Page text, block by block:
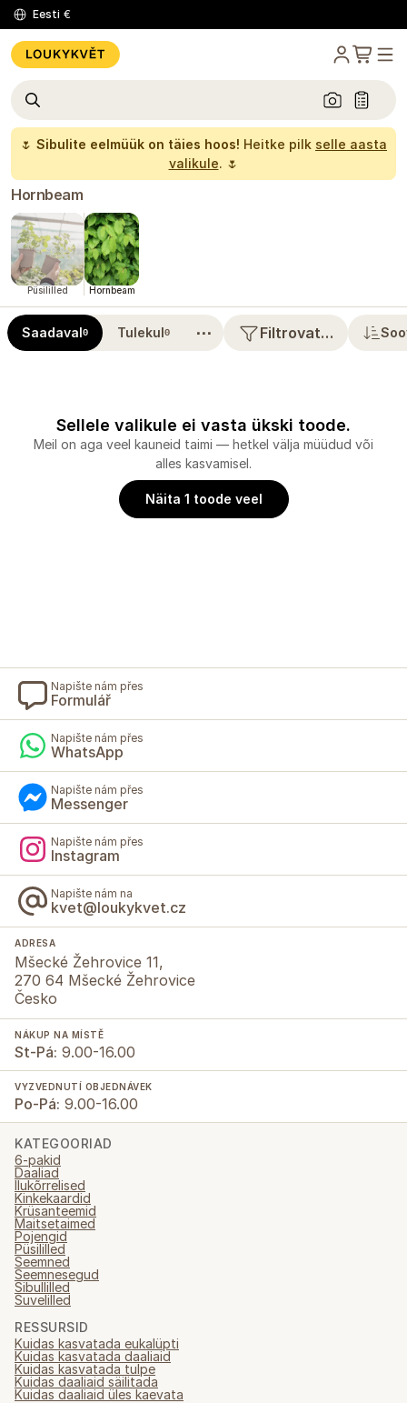
Eesti €
🌷 Sibulite eelmüük on täies hoos! Heitke pilk selle aasta
valikule. 🌷
Hornbeam
Püsililled Hornbeam
Saadaval0 Tulekul0 ⋯ Filtrovat…
Sellele valikule ei vasta ükski toode.
Meil on aga veel kauneid taimi — hetkel välja müüdud või
alles kasvamisel.
Näita 1 toode veel
Napište nám přes
Formulář
Napište nám přes
WhatsApp
Napište nám přes
Messenger
Napište nám přes
Instagram
Napište nám na
kvet@loukykvet.cz
ADRESA
Mšecké Žehrovice 11,
270 64 Mšecké Žehrovice
Česko
NÁKUP NA MÍSTĚ
St-Pá: 9.00-16.00
VYZVEDNUTÍ OBJEDNÁVEK
Po-Pá: 9.00-16.00
KATEGOORIAD
6-pakid
Daaliad
Ilukõrrelised
Kinkekaardid
Krüsanteemid
Maitsetaimed
Pojengid
Püsililled
Seemned
Seemnesegud
Sibullilled
Suvelilled
RESSURSID
Kuidas kasvatada eukalüpti
Kuidas kasvatada daaliaid
Kuidas kasvatada tulpe
Kuidas daaliaid säilitada
Kuidas daaliaid üles kaevata